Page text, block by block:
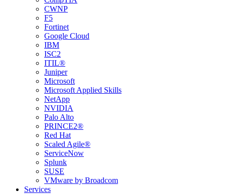
CWNP
F5
Fortinet
Google Cloud
IBM
ISC2
ITIL®
Juniper
Microsoft
Microsoft Applied Skills
NetApp
NVIDIA
Palo Alto
PRINCE2®
Red Hat
Scaled Agile®
ServiceNow
Splunk
SUSE
VMware by Broadcom
Services